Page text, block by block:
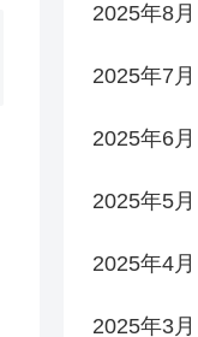
2025年8月
2025年7月
2025年6月
2025年5月
2025年4月
2025年3月